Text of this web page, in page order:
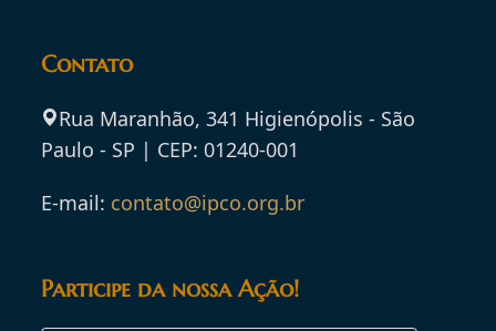
Contato
Rua Maranhão, 341 Higienópolis - São
Paulo - SP | CEP: 01240-001
E-mail: contato@ipco.org.br
Participe da nossa Ação!